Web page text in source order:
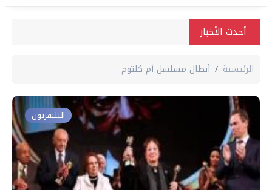
أحدث الأخبار
الرئيسية أبطال مسلسل أم كلثوم
التليفزيون